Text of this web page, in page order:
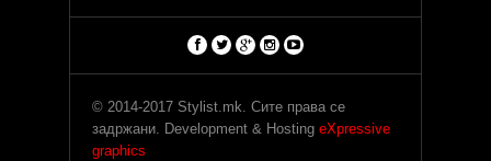
© 2014-2017 Stylist.mk. Сите права се
задржани. Development & Hosting eXpressive
graphics